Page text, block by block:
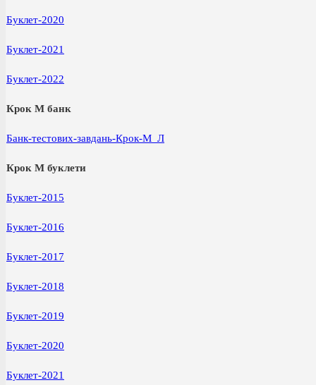
Буклет-2020
Буклет-2021
Буклет-2022
Крок М банк
Банк-тестових-завдань-Крок-М_Л
Крок М буклети
Буклет-2015
Буклет-2016
Буклет-2017
Буклет-2018
Буклет-2019
Буклет-2020
Буклет-2021